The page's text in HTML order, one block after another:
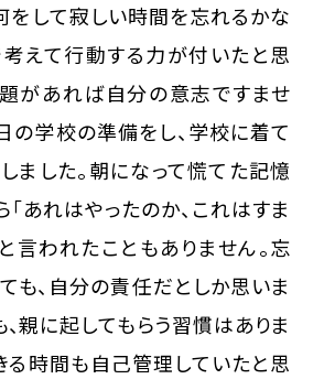
をして寂しい時間を忘れるかな
考えて行動する力が付いたと思
があれば自分の意志ですませ
の学校の準備をし、学校に着て
ました。朝になって慌てた記憶
「あれはやったのか、これはすま
言われたこともありません。忘
も、自分の責任だとしか思いま
、親に起してもらう習慣はありま
る時間も自己管理していたと思